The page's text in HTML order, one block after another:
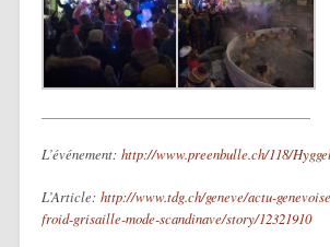
L’événement: http://www.preenbulle.ch/118/
L’Article: http://www.tdg.ch/geneve/actu-
froid-grisaille-mode-scandinave/story/12321910